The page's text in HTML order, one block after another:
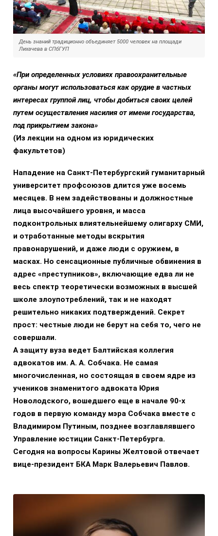
День знаний традиционно объединяет 5000 человек на площади
Лихачева в СПбГУП
«При определенных условиях правоохранительные
органы могут использоваться как орудие в частных
интересах группой лиц, чтобы добиться своих целей
путем осуществления насилия от имени государства,
под прикрытием закона»
(Из лекции на одном из юридических
факультетов)
Нападение на Санкт-Петербургский гуманитарный
университет профсоюзов длится уже восемь
месяцев. В нем задействованы и должностные
лица высочайшего уровня, и масса
подконтрольных влиятельнейшему олигарху СМИ,
и отработанные методы вскрытия
правонарушений, и даже люди с оружием, в
масках. Но сенсационные публичные обвинения в
адрес «преступников», включающие едва ли не
весь спектр теоретически возможных в высшей
школе злоупотреблений, так и не находят
решительно никаких подтверждений. Секрет
прост: честные люди не берут на себя то, чего не
совершали.
А защиту вуза ведет Балтийская коллегия
адвокатов им. А. А. Собчака. Не самая
многочисленная, но состоящая в своем ядре из
учеников знаменитого адвоката Юрия
Новолодского, вошедшего еще в начале 90-х
годов в первую команду мэра Собчака вместе с
Владимиром Путиным, позднее возглавлявшего
Управление юстиции Санкт-Петербурга.
Сегодня на вопросы Карины Желтовой отвечает
вице-президент БКА Марк Валерьевич Павлов.